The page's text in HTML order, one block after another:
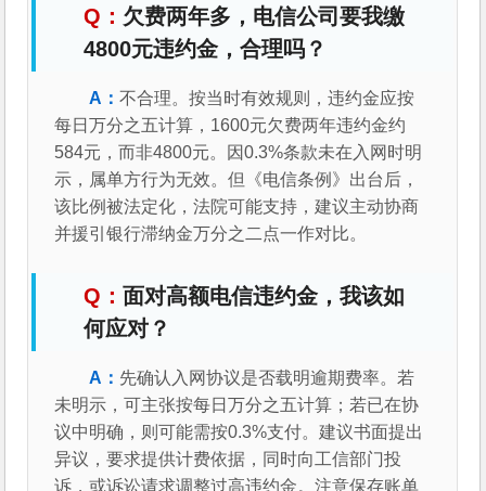
欠费两年多，电信公司要我缴
4800元违约金，合理吗？
不合理。按当时有效规则，违约金应按
每日万分之五计算，1600元欠费两年违约金约
584元，而非4800元。因0.3%条款未在入网时明
示，属单方行为无效。但《电信条例》出台后，
该比例被法定化，法院可能支持，建议主动协商
并援引银行滞纳金万分之二点一作对比。
面对高额电信违约金，我该如
何应对？
先确认入网协议是否载明逾期费率。若
未明示，可主张按每日万分之五计算；若已在协
议中明确，则可能需按0.3%支付。建议书面提出
异议，要求提供计费依据，同时向工信部门投
诉，或诉讼请求调整过高违约金。注意保存账单